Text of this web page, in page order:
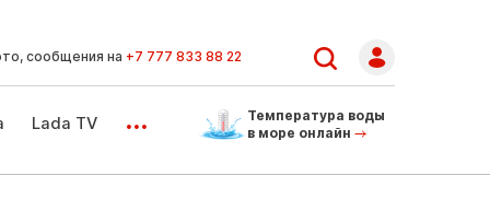
сообщения на +7 777 833 88 22
Lada TV ...
Температура воды
в море онлайн